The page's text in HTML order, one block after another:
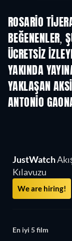
ROSARIO
BEĞENENLER, TV
ÜCRETSIZ
YAKINDA
YAKLAŞAN
ANTONIO
JustWatch
Kılavuzu
We are hiring!
En iyi 5 film